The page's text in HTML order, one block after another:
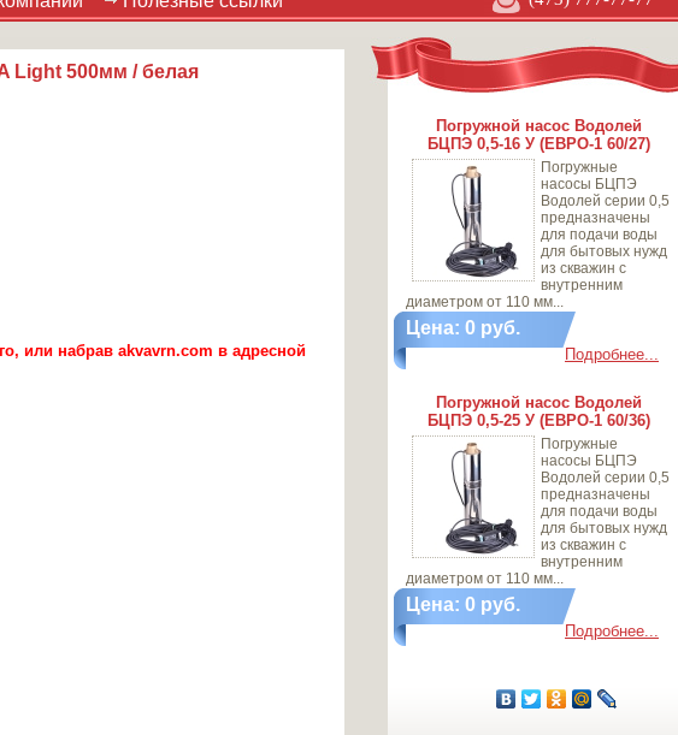
Light 500мм / белая
или набрав akvavrn.com в адресной
Погружной насос Водолей
БЦПЭ 0,5-16 У (ЕВРО-1 60/27)
Погружные
насосы БЦПЭ
Водолей серии 0,5
предназначены
для подачи воды
для бытовых нужд
из скважин с
внутренним
диаметром от 110 мм...
Цена: 0 руб.
Подробнее...
Погружной насос Водолей
БЦПЭ 0,5-25 У (ЕВРО-1 60/36)
Погружные
насосы БЦПЭ
Водолей серии 0,5
предназначены
для подачи воды
для бытовых нужд
из скважин с
внутренним
диаметром от 110 мм...
Цена: 0 руб.
Подробнее...